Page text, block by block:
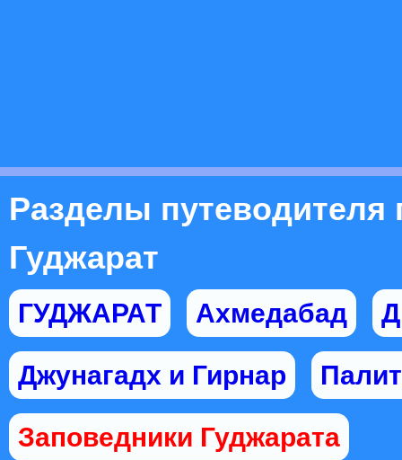
Разделы путеводителя
Гуджарат
ГУДЖАРАТ Ахмедабад
Джунагадх и Гирнар
Заповедники Гуджарата